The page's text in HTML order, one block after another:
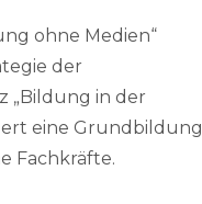
ohne Medien“
der
„Bildung in der
eine Grundbildung
Fachkräfte.